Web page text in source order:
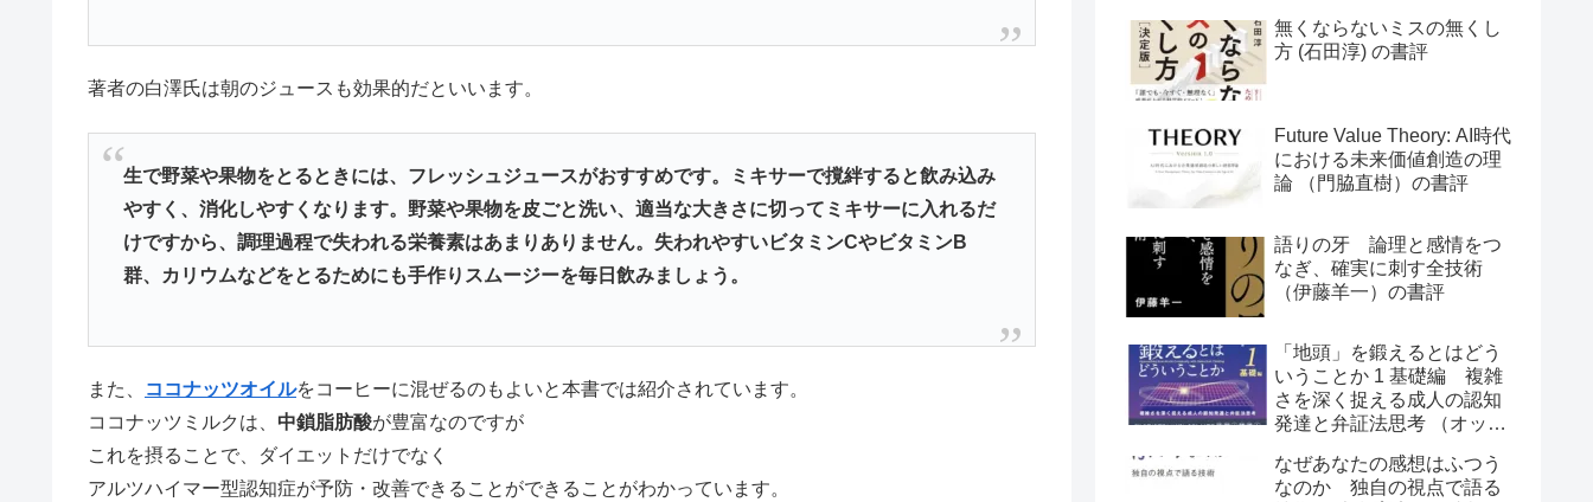
著者の白澤氏は朝のジュースも効果的だといいます。
生で野菜や果物をとるときには、フレッシュジュースがおすすめです。ミキサーで撹絆すると飲み込み
やすく、消化しやすくなります。野菜や果物を皮ごと洗い、適当な大きさに切ってミキサーに入れるだ
けですから、調理過程で失われる栄養素はあまりありません。失われやすいビタミンCやビタミンB
群、カリウムなどをとるためにも手作りスムージーを毎日飲みましょう。
また、 ココナッツオイルをコーヒーに混ぜるのもよいと本書では紹介されています。
ココナッツミルクは、 中鎖脂肪酸が豊富なのですが
これを摂ることで、ダイエットだけでなく
アルツハイマー型認知症が予防・改善できることができることがわかっています。
無くならないミスの無くし
方 (石田淳) の書評
Future Value Theory: AI時代
における未来価値創造の理
論 （門脇直樹）の書評
語りの牙 論理と感情をつ
なぎ、確実に刺す全技術
（伊藤羊一）の書評
「地頭」を鍛えるとはどう
いうことか 1 基礎編 複雑
さを深く捉える成人の認知
発達と弁証法思考 （オット
なぜあなたの感想はふつう
なのか 独自の視点で語る